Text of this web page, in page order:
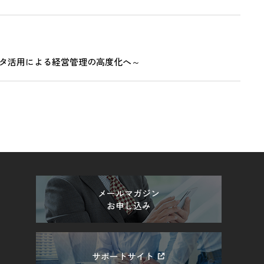
用による経営管理の高度化へ～
メールマガジン
お申し込み
サポートサイト